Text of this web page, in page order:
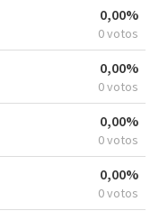
0,00%
0 votos
0,00%
0 votos
0,00%
0 votos
0,00%
0 votos